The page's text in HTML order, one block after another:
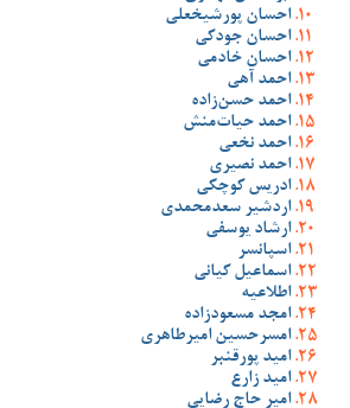
احسان پورشیخعلی
احسان جودکی
احسان خادمی
احمد آهی
احمد حسن‌زاده
احمد حیات‌منش
احمد نخعی
احمد نصیری
ادریس کوچکی
اردشیر سعدمحمدی
ارشاد یوسفی
اسپانسر
اسماعیل کیانی
اطلاعیه
امجد مسعودزاده
امسرحسین امیرطاهری
امید پورقنبر
امید زارع
امیر حاج رضایی